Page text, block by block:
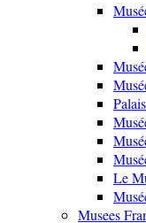
Le
Musees